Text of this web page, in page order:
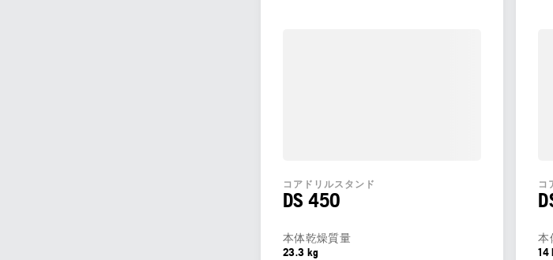
コアドリルスタンド
DS 450
本体乾燥質量
23.3 kg
コ
本
14